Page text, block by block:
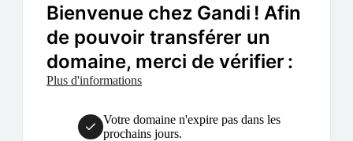
Bienvenue chez Gandi ! Afin
de pouvoir transférer un
domaine, merci de vérifier :
Plus d'informations
Votre domaine n'expire pas dans les
prochains jours.